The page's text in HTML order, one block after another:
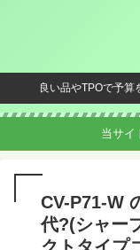
良い品やTPOで予
当サイ
CV-P71-W
代?(シャー